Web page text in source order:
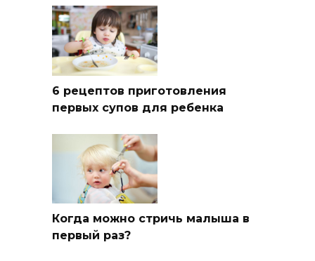
6 рецептов приготовления
первых супов для ребенка
Когда можно стричь малыша в
первый раз?